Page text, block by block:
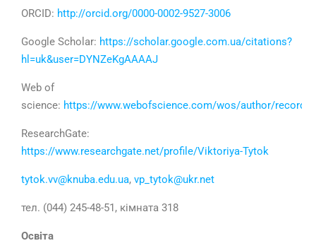
ORCID: http://orcid.org/0000-0002-9527-3006
Google Scholar: https://scholar.google.com.ua/citations?
hl=uk&user=DYNZeKgAAAAJ
Web of
science: https://www.webofscience.com/wos/author/record/
ResearchGate:
https://www.researchgate.net/profile/Viktoriya-Tytok
tytok.vv@knuba.edu.ua, vp_tytok@ukr.net
тел. (044) 245-48-51, кімната 318
Освіта